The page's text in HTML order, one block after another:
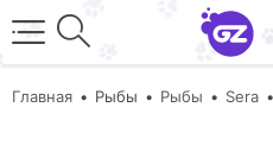
Главная Рыбы Рыбы Sera